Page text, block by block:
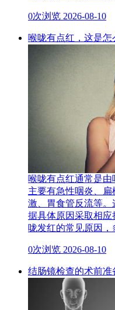
0次浏览 2026-08-10
喉咙有点红，这是怎
喉咙有点红通常是
主要有急性咽炎、
激、胃食管反流等
据具体原因采取相
咙发红的常见原因，
0次浏览 2026-08-10
结肠镜检查的术前准